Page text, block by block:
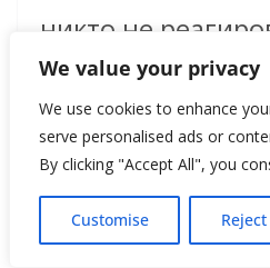
We value your privacy
We use cookies to enhance
serve personalised ads or
By clicking "Accept All", you
Customise
никто не
боялись, либо не
подписал с ним
выставка